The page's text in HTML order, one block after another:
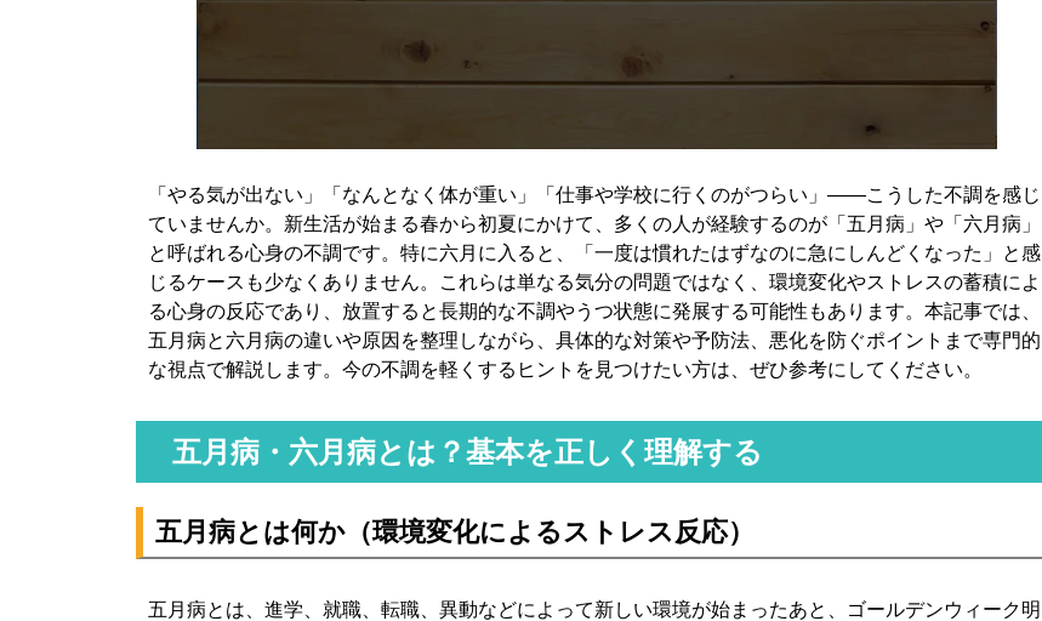
4-4. 無理をしない働き方・休み方
5. 今すぐできる改善方法・セルフケア
5-2. マインドフルネス・深呼吸の活用
5-3. 人に相談することの重要性
5-4. 小さな成功体験で自己肯定感を回復する
6. 悪化させないための注意点
6-1. 「頑張って治そう」としすぎない
6-2. 放置するとどうなる？うつ病へのリスク
6-3. 受診の目安（2週間以上続く場合など）
7. 五月病・六月病対策に関するよくある質問
7-1. 会社を休んでもいい？
7-2. 薬は必要？
7-3. どれくらいで回復する？
7-4. 周囲はどう接すればいい？
「やる気が出ない」「なんとなく体が重い」「仕事や学校に行くのがつらい」——こうした不調を感じ
ていませんか。新生活が始まる春から初夏にかけて、多くの人が経験するのが「五月病」や「六月病」
と呼ばれる心身の不調です。特に六月に入ると、「一度は慣れたはずなのに急にしんどくなった」と感
じるケースも少なくありません。これらは単なる気分の問題ではなく、環境変化やストレスの蓄積によ
る心身の反応であり、放置すると長期的な不調やうつ状態に発展する可能性もあります。本記事では、
五月病と六月病の違いや原因を整理しながら、具体的な対策や予防法、悪化を防ぐポイントまで専門的
な視点で解説します。今の不調を軽くするヒントを見つけたい方は、ぜひ参考にしてください。
五月病・六月病とは？基本を正しく理解する
五月病とは何か（環境変化によるストレス反応）
五月病とは、進学、就職、転職、異動などによって新しい環境が始まったあと、ゴールデンウィーク明